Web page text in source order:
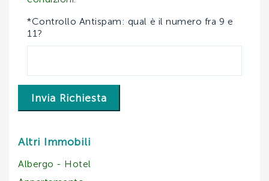
*Controllo Antispam: qual è il numero fra 9 e
11?
Invia Richiesta
Altri Immobili
Albergo - Hotel